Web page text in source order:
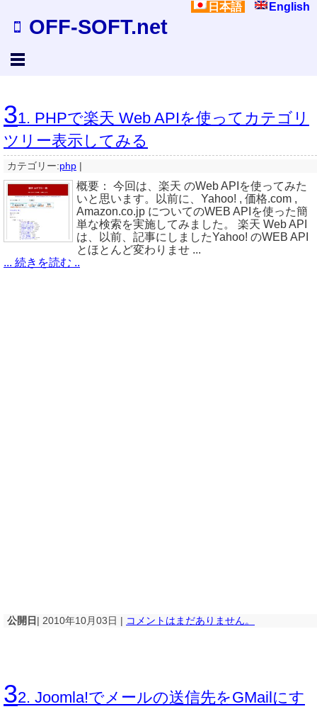
日本語 English
OFF-SOFT.net
31. PHPで楽天 Web APIを使ってカテゴリ
ツリー表示してみる
カテゴリー:php |
概要： 今回は、楽天 のWeb APIを使ってみた
いと思います。以前に、Yahoo! , 価格.com ,
Amazon.co.jp についてのWEB APIを使った簡
単な検索を実施してみました。 楽天 Web API
は、以前、記事にしましたYahoo! のWEB API
とほとんど変わりませ ...
... 続きを読む ..
公開日 | 2010年10月03日 | コメントはまだありません。
32. Joomla!でメールの送信先をGMailにす